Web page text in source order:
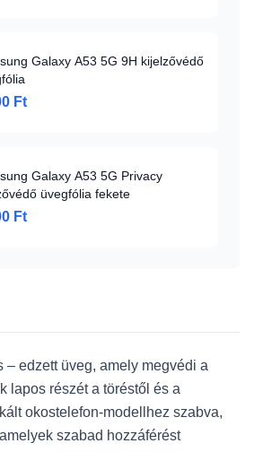
Galaxy A53 5G 9H kijelzővédő
Ft
Galaxy A53 5G Privacy
üvegfólia fekete
Ft
– edzett üveg, amely megvédi a
lapos részét a töréstől és a
okostelefon-modellhez szabva,
szabad hozzáférést